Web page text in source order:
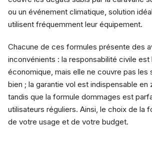
ou un événement climatique, solution
utilisent fréquemment leur équipement.
Chacune de ces formules présente des
inconvénients : la responsabilité civile est
économique, mais elle ne couvre pas les
bien ; la garantie vol est indispensable en
tandis que la formule dommages est
utilisateurs réguliers. Ainsi, le choix de la
de votre usage et de votre budget.